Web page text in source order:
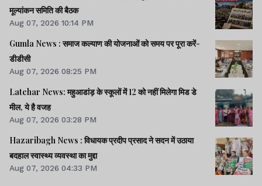
मूल्यांकन समिति की बैठक
Aug 07, 2026 10:14 PM
Gumla News : समाज कल्याण की योजनाओं को समय पर पूरा करें-
डीडीसी
Aug 07, 2026 08:25 PM
Latehar News: महुआडांड़ के स्कूलों में 12 को नहीं मिलेगा मिड डे
मील, ये है वजह
Aug 07, 2026 03:28 PM
Hazaribagh News : विधायक प्रदीप प्रसाद ने सदन में उठाया
बदहाल स्वास्थ्य व्यवस्था का मुद्दा
Aug 07, 2026 04:33 PM